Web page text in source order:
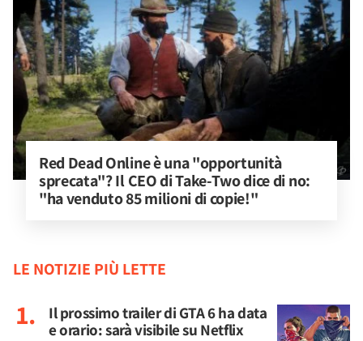
Red Dead Online è una "opportunità
sprecata"? Il CEO di Take-Two dice di no:
"ha venduto 85 milioni di copie!"
LE NOTIZIE PIÙ LETTE
Il prossimo trailer di GTA 6 ha data
e orario: sarà visibile su Netflix